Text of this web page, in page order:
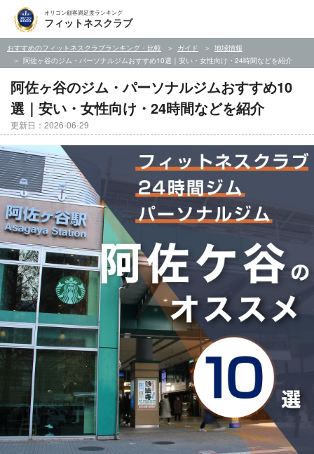
オリコン顧客満足度ランキング
フィットネスクラブ
おすすめのフィットネスクラブランキング・比較 ガイド
地域情報
阿佐ヶ谷のジム・パーソナルジムおすすめ10選｜安い・女性向け・24時間などを紹介
阿佐ヶ谷のジム・パーソナルジムおすすめ10
選｜安い・女性向け・24時間などを紹介
更新日：2026-06-29